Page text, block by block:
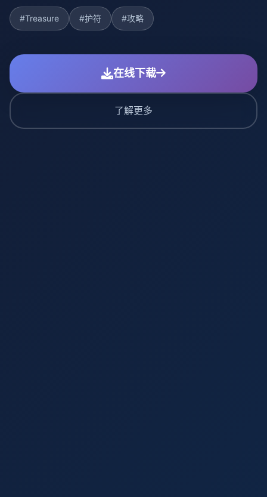
#Treasure #护符 #攻略
在线下载
了解更多